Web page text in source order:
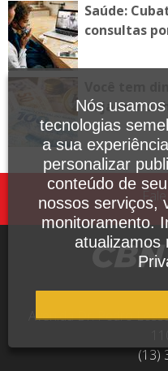
Saúde:
consultas
Veja como
Avenida Dr. Pedro
(13)
Nós
tecnologias
a sua
personalizar
conteúdo de
nossos serviços,
monitoramento.
atualizamos